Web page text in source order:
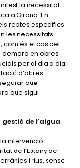
la necessitat
a Girona. En
reptes específics
les necessitats
com és el cas del
demora en obres
per al dia a dia.
d’obres
que
que sigui
de l’aigua
intervenció
de l’Estany de
i rius, sense